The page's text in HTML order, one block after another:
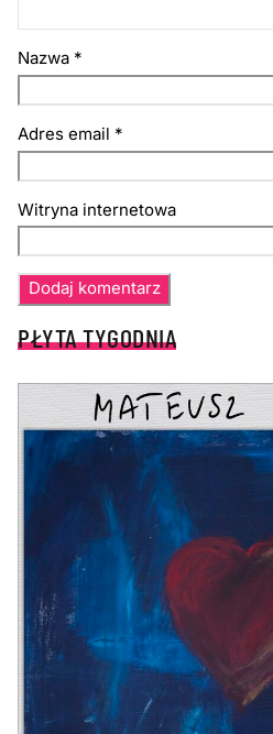
Nazwa *
Adres email *
Witryna internetowa
PŁYTA TYGODNIA